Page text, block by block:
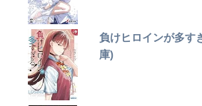
負けヒロインが多す
庫)